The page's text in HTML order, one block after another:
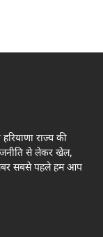
राज्य की
से लेकर खेल,
खबर सबसे पहले हम आप